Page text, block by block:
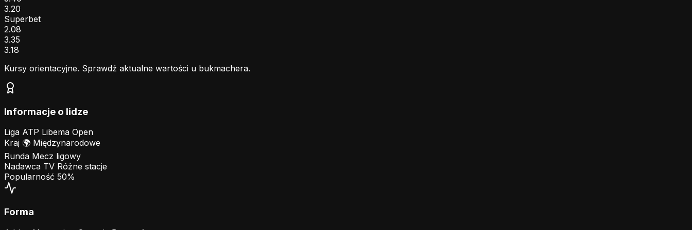
3.20
Superbet
2.08
3.35
3.18
Kursy orientacyjne. Sprawdź aktualne wartości u bukmachera.
Informacje o lidze
Liga ATP Libema Open
Kraj 🌍 Międzynarodowe
Runda Mecz ligowy
Nadawca TV Różne stacje
Popularność 50%
Forma